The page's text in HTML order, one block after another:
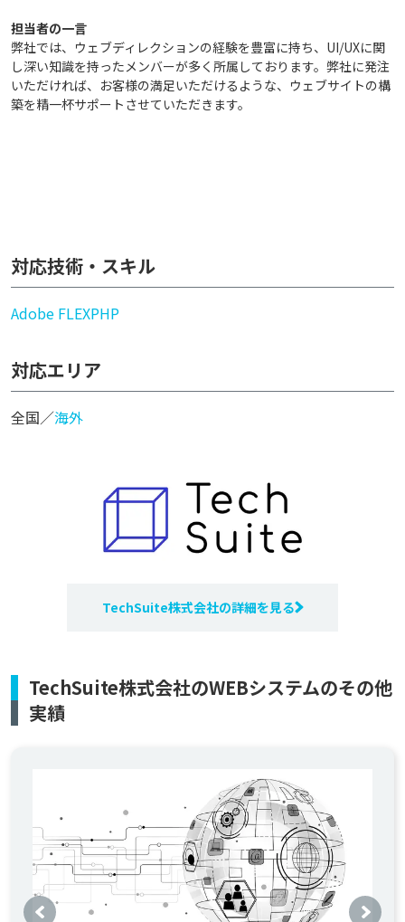
担当者の一言
弊社では、ウェブディレクションの経験を豊富に持ち、UI/UXに関
し深い知識を持ったメンバーが多く所属しております。弊社に発注
いただければ、お客様の満足いただけるような、ウェブサイトの構
築を精一杯サポートさせていただきます。
対応技術・スキル
Adobe FLEXPHP
対応エリア
全国／海外
TechSuite株式会社の詳細を見る
TechSuite株式会社のWEBシステムのその他
実績